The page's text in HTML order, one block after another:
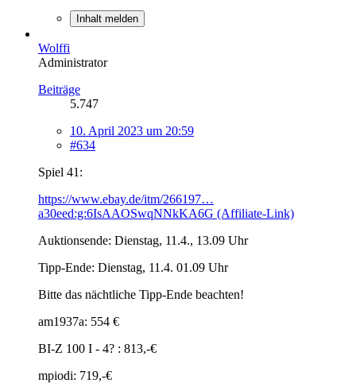
Inhalt melden
Wolffi
Administrator
Beiträge
5.747
10. April 2023 um 20:59
#634
Spiel 41:
https://www.ebay.de/itm/266197…
a30eed:g:6IsAAOSwqNNkKA6G (Affiliate-Link)
Auktionsende: Dienstag, 11.4., 13.09 Uhr
Tipp-Ende: Dienstag, 11.4. 01.09 Uhr
Bitte das nächtliche Tipp-Ende beachten!
am1937a: 554 €
BI-Z 100 I - 4? : 813,-€
mpiodi: 719,-€